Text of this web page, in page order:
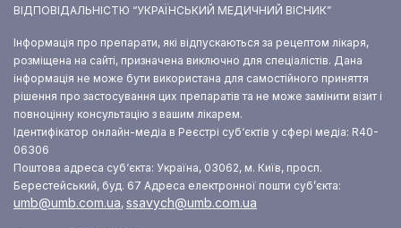
ВІДПОВІДАЛЬНІСТЮ “УКРАЇНСЬКИЙ МЕДИЧНИЙ ВІСНИК”
Інформація про препарати, які відпускаються за рецептом лікаря,
розміщена на сайті, призначена виключно для спеціалістів. Дана
інформація не може бути використана для самостійного приняття
рішення про застосування цих препаратів та не може замінити візит і
повноцінну консультацію з вашим лікарем.
Ідентифікатор онлайн-медіа в Реєстрі суб‘єктів у сфері медіа: R40-
06306
Поштова адреса суб‘єкта: Україна, 03062, м. Київ, просп.
Берестейський, буд. 67 Адреса електронної пошти суб’єкта:
umb@umb.com.ua, ssavych@umb.com.ua